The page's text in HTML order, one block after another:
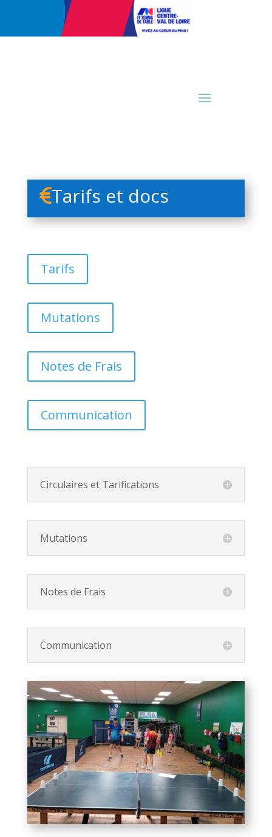
Tarifs et docs
Tarifs
Mutations
Notes de Frais
Communication
Circulaires et Tarifications
Mutations
Notes de Frais
Communication